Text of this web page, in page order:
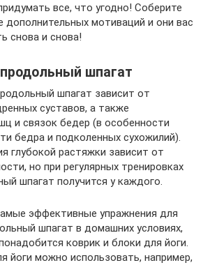
все, что угодно! Соберите
мотиваций и они вас
снова и снова!
шпагат
шпагат зависит от
суставов, а также
и связок бедер (в особенности
бедра и подколенных сухожилий).
глубокой растяжки зависит от
но при регулярных тренировках
шпагат получится у каждого.
эффективные упражнения для
шпагат в домашних условиях,
коврик и блоки для йоги.
йоги можно использовать, например,